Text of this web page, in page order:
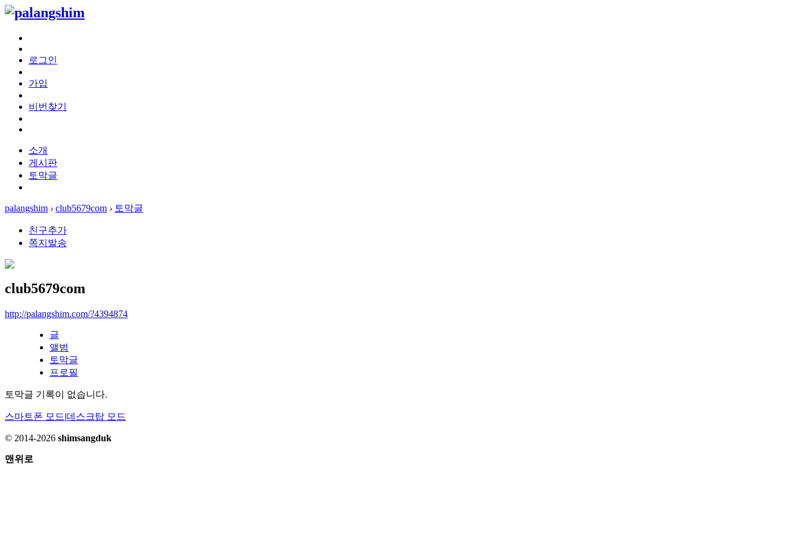
로그인
가입
비번찾기
소개
게시판
토막글
palangshim › club5679com › 토막글
친구추가
쪽지발송
club5679com
http://palangshim.com/?4394874
글
앨범
토막글
프로필
토막글 기록이 없습니다.
스마트폰 모드|데스크탑 모드
© 2014-2026 shimsangduk
맨위로